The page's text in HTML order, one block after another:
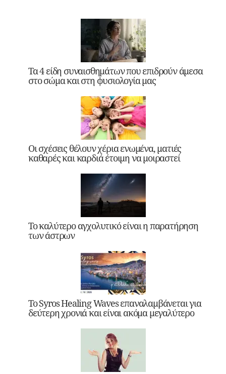
Τα 4 είδη συναισθημάτων που επιδρούν άμεσα
στο σώμα και στη φυσιολογία μας
Οι σχέσεις θέλουν χέρια ενωμένα, ματιές
καθαρές και καρδιά έτοιμη να μοιραστεί
Το καλύτερο αγχολυτικό είναι η παρατήρηση
των άστρων
Το Syros Healing Waves επαναλαμβάνεται για
δεύτερη χρονιά και είναι ακόμα μεγαλύτερο